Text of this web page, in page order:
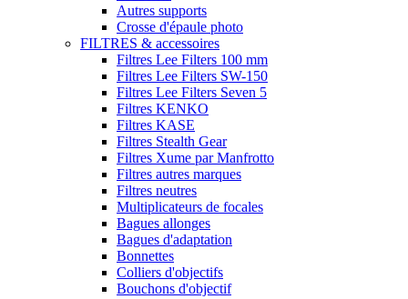
Autres supports
Crosse d'épaule photo
FILTRES & accessoires
Filtres Lee Filters 100 mm
Filtres Lee Filters SW-150
Filtres Lee Filters Seven 5
Filtres KENKO
Filtres KASE
Filtres Stealth Gear
Filtres Xume par Manfrotto
Filtres autres marques
Filtres neutres
Multiplicateurs de focales
Bagues allonges
Bagues d'adaptation
Bonnettes
Colliers d'objectifs
Bouchons d'objectif